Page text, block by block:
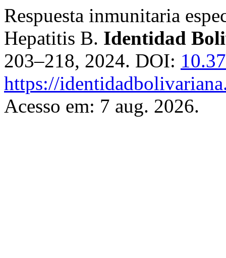
Respuesta inmunitaria
Hepatitis B. Identidad
203–218, 2024. DOI:
https://
Acesso em: 7 aug. 2026.